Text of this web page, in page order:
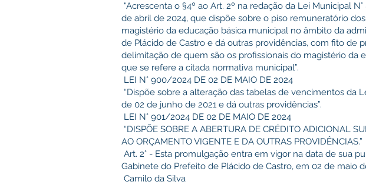
“Acrescenta o §4º ao Art. 2º na redação da Lei Municipal
de abril de 2024, que dispõe sobre o piso remuneratório
magistério da educação básica municipal no âmbito da
de Plácido de Castro e dá outras providências, com fito de
delimitação de quem são os profissionais do magistério da
que se refere a citada normativa municipal”.
LEI N° 900/2024 DE 02 DE MAIO DE 2024
“Dispõe sobre a alteração das tabelas de vencimentos da
de 02 de junho de 2021 e dá outras providências”.
LEI N° 901/2024 DE 02 DE MAIO DE 2024
“DISPÕE SOBRE A ABERTURA DE CRÉDITO ADICIONAL
AO ORÇAMENTO VIGENTE E DA OUTRAS PROVIDÊNCIAS.”
Art. 2° - Esta promulgação entra em vigor na data de sua
Gabinete do Prefeito de Plácido de Castro, em 02 de maio
Camilo da Silva